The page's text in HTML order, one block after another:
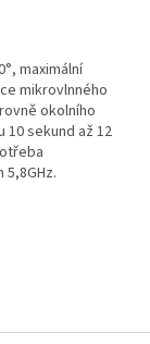
maximální
mikrovlnného
okolního
10 sekund až 12